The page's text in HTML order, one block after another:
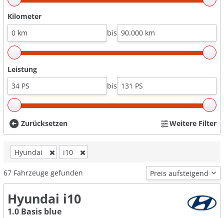
Kilometer
bis
Leistung
bis
Zurücksetzen Weitere Filter
Hyundai i10
67 Fahrzeuge gefunden
Hyundai i10
1.0 Basis blue